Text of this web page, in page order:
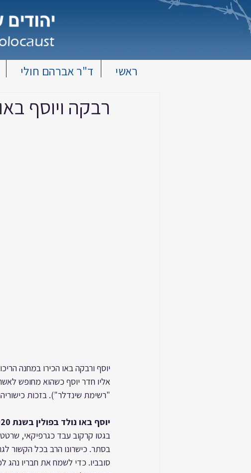
ד"ר אברהם חולי ראשי
רבקה ויוסף באו
יוסף ורבקה באו הכירו במחנה
אליו חדר יוסף כשהוא מחופש
"רשימת שינדלר"). בזכות
יוסף באו נולד בפולין בשנת 1920.
בגטו קרקוב עבד כגרפיקאי,
בסתר. כישרונו הרב בכל הקשור
סובביו. כדי לשמח את חבריו נהג